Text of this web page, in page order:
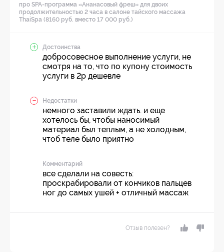
про SPA-программа «Ананасовый фреш» для двоих
продолжительностью 2 часа в салоне тайского массажа
ThaiSpa (8160 руб. вместо 17 000 руб.)
Достоинства
добросовесное выполнение услуги, не
смотря на то, что по купону стоимость
услуги в 2р дешевле
Недостатки
немного заставили ждать. и еще
хотелось бы, чтобы наносимый
материал был теплым, а не холодным,
чтоб теле было приятно
Комментарий
все сделали на совесть:
проскрабировали от кончиков пальцев
ног до самых ушей + отличный массаж
Отзыв полезен?